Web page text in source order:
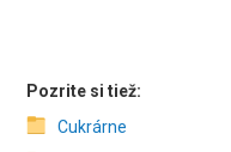
Pozrite si tiež:
Cukrárne